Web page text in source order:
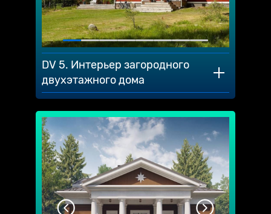
DV 5. Интерьер загородного
двухэтажного дома